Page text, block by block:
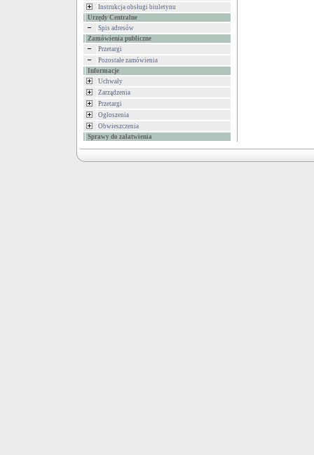
Instrukcja obsługi biuletynu
Urzędy Centralne
Spis adresów
Zamówienia publiczne
Przetargi
Pozostałe zamówienia
Informacje
Uchwały
Zarządzenia
Przetargi
Ogłoszenia
Obwieszczenia
Sprawy do załatwienia